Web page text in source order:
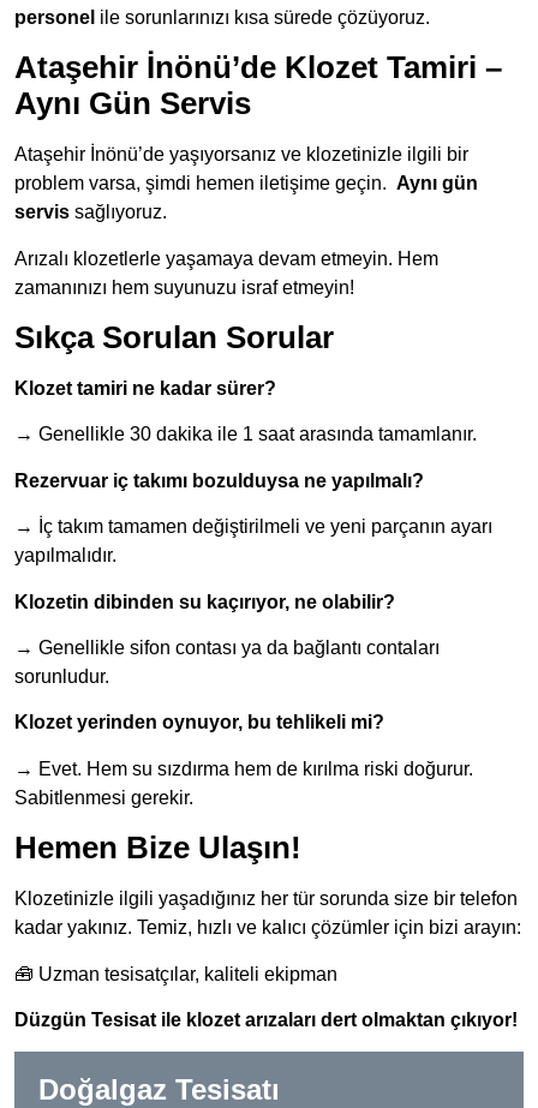
Doğalgaz Tesisatı
personel ile sorunlarınızı kısa sürede çözüyoruz.
Ataşehir İnönü’de Klozet Tamiri –
Aynı Gün Servis
Ataşehir İnönü’de yaşıyorsanız ve klozetinizle ilgili bir
problem varsa, şimdi hemen iletişime geçin. Aynı gün
servis sağlıyoruz.
Arızalı klozetlerle yaşamaya devam etmeyin. Hem
zamanınızı hem suyunuzu israf etmeyin!
Sıkça Sorulan Sorular
Klozet tamiri ne kadar sürer?
→ Genellikle 30 dakika ile 1 saat arasında tamamlanır.
Rezervuar iç takımı bozulduysa ne yapılmalı?
→ İç takım tamamen değiştirilmeli ve yeni parçanın ayarı
yapılmalıdır.
Klozetin dibinden su kaçırıyor, ne olabilir?
→ Genellikle sifon contası ya da bağlantı contaları
sorunludur.
Klozet yerinden oynuyor, bu tehlikeli mi?
→ Evet. Hem su sızdırma hem de kırılma riski doğurur.
Sabitlenmesi gerekir.
Hemen Bize Ulaşın!
Klozetinizle ilgili yaşadığınız her tür sorunda size bir telefon
kadar yakınız. Temiz, hızlı ve kalıcı çözümler için bizi arayın:
🧰 Uzman tesisatçılar, kaliteli ekipman
Düzgün Tesisat ile klozet arızaları dert olmaktan çıkıyor!